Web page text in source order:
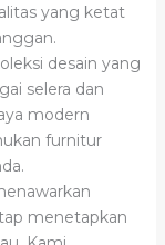
yang ketat
desain yang
selera dan
modern
furnitur
menetapkan